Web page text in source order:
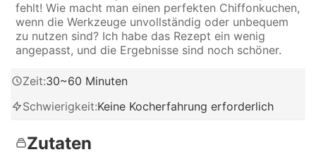
fehlt! Wie macht man einen perfekten Chiffonkuchen,
wenn die Werkzeuge unvollständig oder unbequem
zu nutzen sind? Ich habe das Rezept ein wenig
angepasst, und die Ergebnisse sind noch schöner.
Zeit:30~60 Minuten
Schwierigkeit:Keine Kocherfahrung erforderlich
Zutaten